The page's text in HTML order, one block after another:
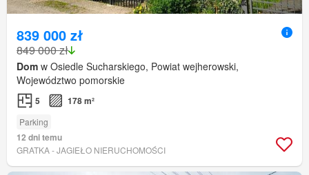
839 000 zł
849 000 zł
Dom w Osiedle Sucharskiego, Powiat wejherowski,
Województwo pomorskie
5 178 m²
Parking
12 dni temu
GRATKA - JAGIEŁO NIERUCHOMOŚCI